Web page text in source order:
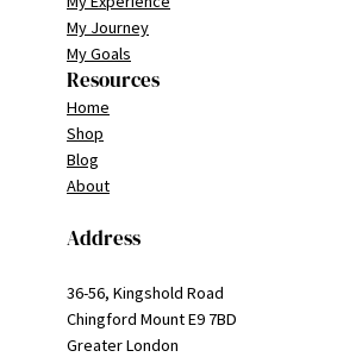
My Journey
My Goals
Resources
Home
Shop
Blog
About
Address
36-56, Kingshold Road
Chingford Mount E9 7BD
Greater London